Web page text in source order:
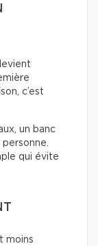
c’est
un banc
qui évite
moins